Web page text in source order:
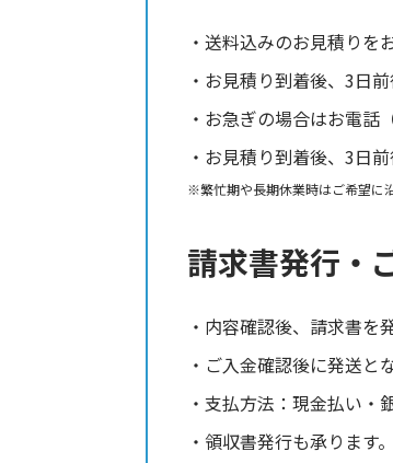
送料込みのお見積りを
お見積り到着後、3日
お急ぎの場合はお電話
お見積り到着後、3日
繁忙期や長期休業時はご希望に
請求書発行・
内容確認後、請求書を
ご入金確認後に発送と
支払方法：現金払い・
領収書発行も承ります